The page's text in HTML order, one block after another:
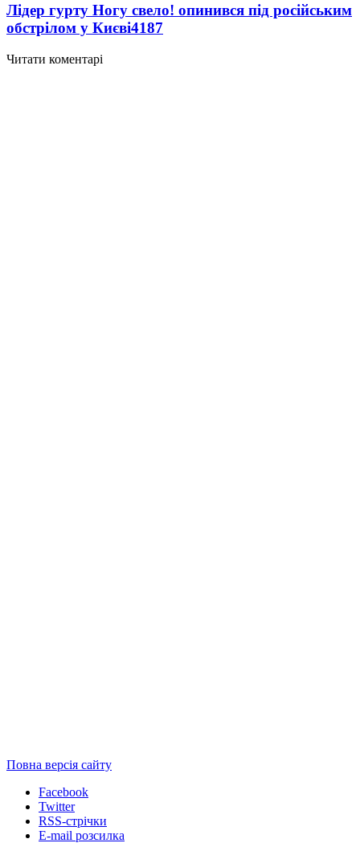
Лідер гурту Ногу свело! опинився під російським
обстрілом у Києві4187
Читати коментарі
Повна версія сайту
Facebook
Twitter
RSS-стрічки
E-mail розсилка